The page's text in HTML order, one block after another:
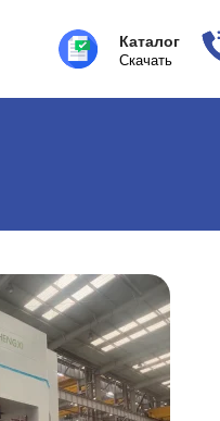
Каталог
Скачать